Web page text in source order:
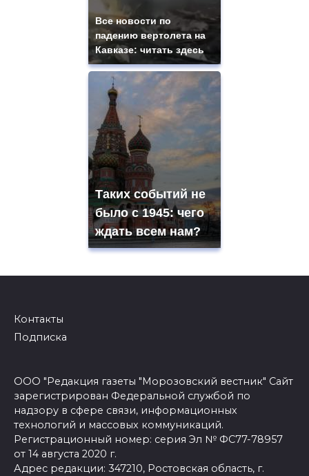
Все новости по
падению вертолета на
Кавказе: читать здесь
Таких событий не
было с 1945: чего
ждать всем нам?
Контакты
Подписка
ООО "Редакция газеты "Морозовский вестник" Сайт
зарегистрирован Федеральной службой по
надзору в сфере связи, информационных
технологий и массовых коммуникаций.
Регистрационный номер: серия Эл № ФС77-78957
от 14 августа 2020 г.
Адрес редакции: 347210, Ростовская область, г.